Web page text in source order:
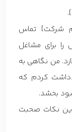
شرکت] تماس
برای مشاغل
من نگاهی به
کردم که
بخشد.
این نکات صحبت